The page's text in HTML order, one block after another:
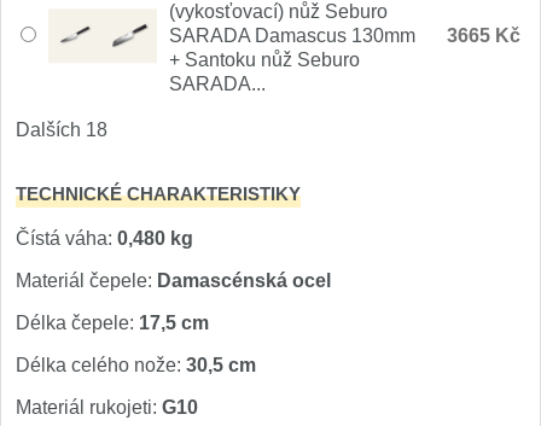
Dárky
(vykosťovací) nůž Seburo
SARADA Damascus 130mm
+ Santoku nůž Seburo
SARADA...
3665 Kč
Dalších 18
TECHNICKÉ CHARAKTERISTIKY
Čístá váha: 0,480 kg
Materiál čepele: Damascénská ocel
Délka čepele: 17,5 cm
Délka celého nože: 30,5 cm
Materiál rukojeti: G10